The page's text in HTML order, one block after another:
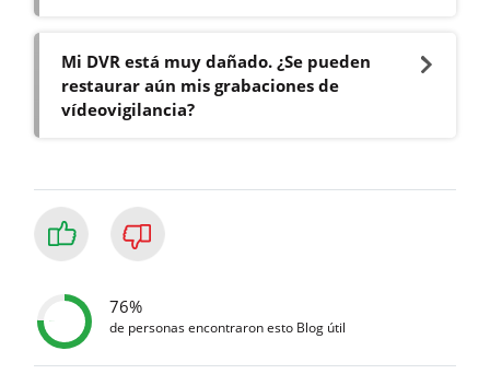
Mi DVR está muy dañado. ¿Se pueden
restaurar aún mis grabaciones de
vídeovigilancia?
76%
de personas encontraron esto Blog útil